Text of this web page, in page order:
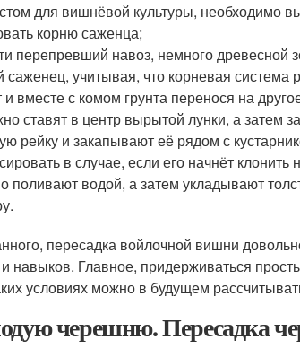
для вишнёвой культуры, необходимо
корню саженца;
перепревший навоз, немного древесной
учитывая, что корневая система
вместе с комом грунта перенося на
ставят в центр вырытой лунки, а затем
рейку и закапывают её рядом с
в случае, если его начнёт клонить
поливают водой, а затем укладывают
пересадка войлочной вишни
навыков. Главное, придерживаться
условиях можно в будущем
черешню. Пересадка